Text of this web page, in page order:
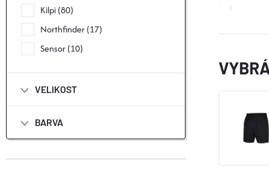
Kilpi 80
Northfinder 17
Sensor 10
VELIKOST
BARVA